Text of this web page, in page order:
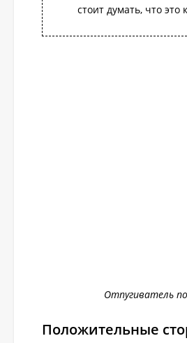
стоит думать, что
Отпугиватель
Положительные